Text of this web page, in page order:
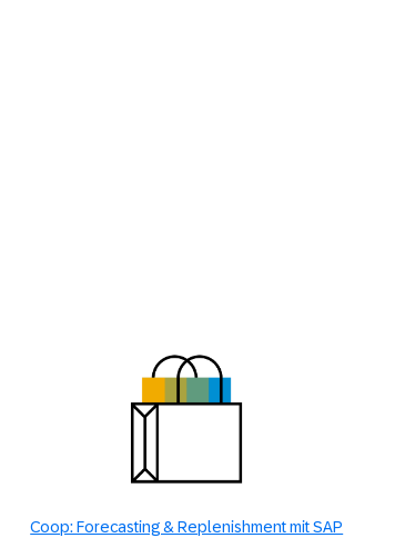
Coop: Forecasting & Replenishment mit SAP